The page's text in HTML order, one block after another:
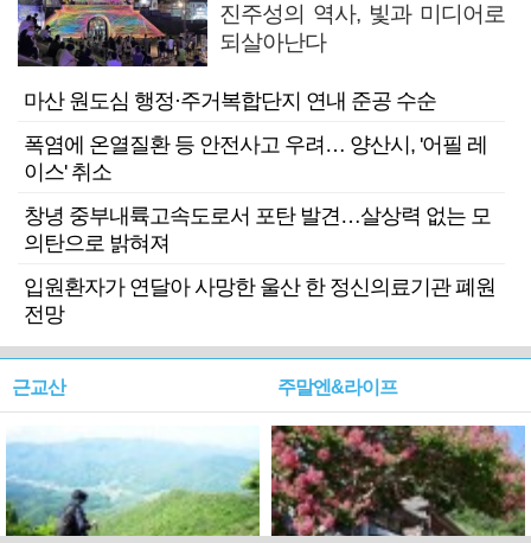
진주성의 역사, 빛과 미디어로
되살아난다
마산 원도심 행정·주거복합단지 연내 준공 수순
폭염에 온열질환 등 안전사고 우려… 양산시, '어필 레
이스' 취소
창녕 중부내륙고속도로서 포탄 발견…살상력 없는 모
의탄으로 밝혀져
입원환자가 연달아 사망한 울산 한 정신의료기관 폐원
전망
근교산 주말엔&라이프